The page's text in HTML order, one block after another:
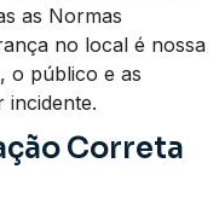
as Normas
no local é nossa
o público e as
incidente.
Correta